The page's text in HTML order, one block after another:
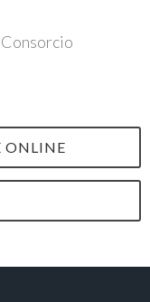
ONLINE